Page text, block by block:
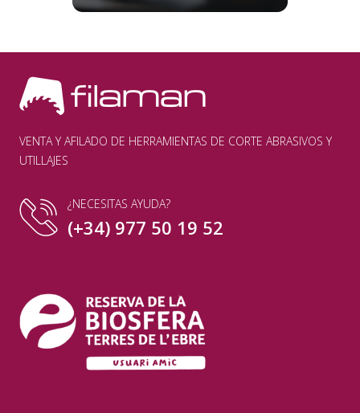
VENTA Y AFILADO DE HERRAMIENTAS DE CORTE ABRASIVOS Y
UTILLAJES
¿NECESITAS AYUDA?
(+34) 977 50 19 52